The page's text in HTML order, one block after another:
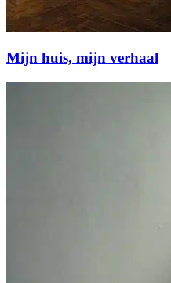
Mijn huis, mijn verhaal